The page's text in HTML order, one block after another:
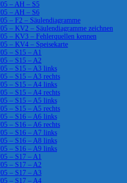
– AH – S5
– AH – S6
– F2 – Säulendiagramme
– KV2 – Säulendiagramme zeichnen
– KV3 – Fehlerquellen kennen
– KV4 – Speisekarte
– S15 – A1
– S15 – A2
– S15 – A3 links
– S15 – A3 rechts
– S15 – A4 links
– S15 – A4 rechts
– S15 – A5 links
– S15 – A5 rechts
– S16 – A6 links
– S16 – A6 rechts
– S16 – A7 links
– S16 – A8 links
– S16 – A9 links
– S17 – A1
– S17 – A2
– S17 – A3
– S17 – A4